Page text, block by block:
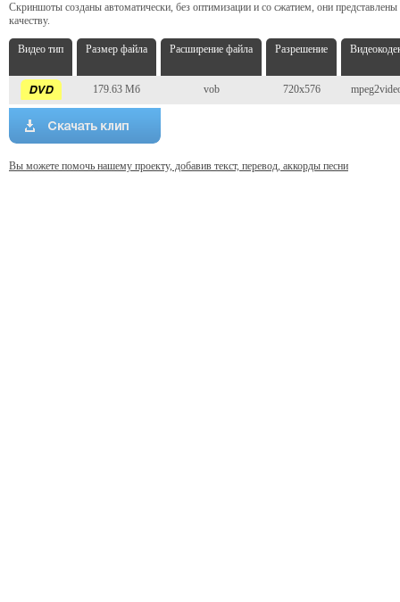
Скриншоты созданы автоматически, без оптимизации и со сжатием, они
качеству.
Видео тип Размер файла Расширение файла Разрешение
179.63 Мб vob 720x576
Вы можете помочь нашему проекту, добавив текст, перевод, аккорды песни